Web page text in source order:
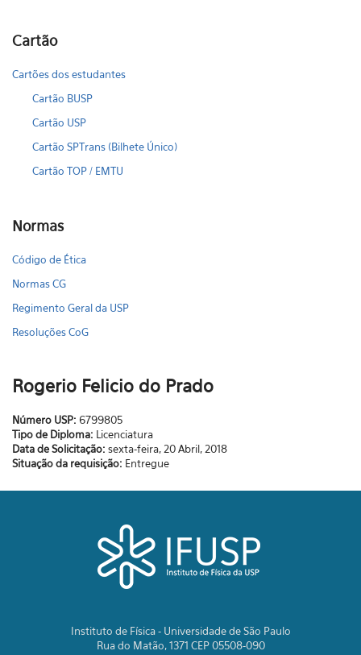
Cartão
Cartões dos estudantes
Cartão BUSP
Cartão USP
Cartão SPTrans (Bilhete Único)
Cartão TOP / EMTU
Normas
Código de Ética
Normas CG
Regimento Geral da USP
Resoluções CoG
Rogerio Felicio do Prado
Número USP: 6799805
Tipo de Diploma: Licenciatura
Data de Solicitação: sexta-feira, 20 Abril, 2018
Situação da requisição: Entregue
Instituto de Física - Universidade de São Paulo
Rua do Matão, 1371 CEP 05508-090